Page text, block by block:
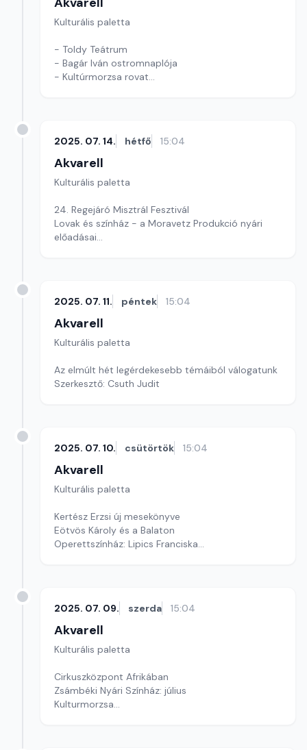
Kulturális paletta
- Toldy Teátrum
- Bagár Iván ostromnaplója
- Kultúrmorzsa rovat
2025. 07. 14. hétfő 15:04
Akvarell
Kulturális paletta
24. Regejáró Misztrál Fesztivál
Lovak és színház - a Moravetz Produkció nyári
előadásai
2025. 07. 11. péntek 15:04
Akvarell
Kulturális paletta
Az elmúlt hét legérdekesebb témáiból válogatunk
Szerkesztő: Csuth Judit
2025. 07. 10. csütörtök 15:04
Akvarell
Kulturális paletta
Kertész Erzsi új mesekönyve
Eötvös Károly és a Balaton
Operettszínház: Lipics Franciska
2025. 07. 09. szerda 15:04
Akvarell
Kulturális paletta
Cirkuszközpont Afrikában
Zsámbéki Nyári Színház: július
Kulturmorzsa